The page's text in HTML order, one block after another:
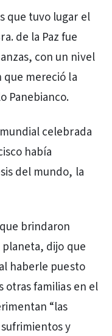
que tuvo lugar el
de la Paz fue
con un nivel
mereció la
Panebianco.
celebrada
había
del mundo, la
brindaron
dijo que
haberle puesto
otras familias en el
“las
y